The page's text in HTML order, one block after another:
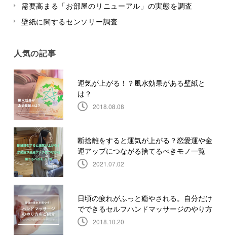
需要高まる「お部屋のリニューアル」の実態を調査
壁紙に関するセンソリー調査
人気の記事
運気が上がる！？風水効果がある壁紙と
は？
2018.08.08
断捨離をすると運気が上がる？恋愛運や金
運アップにつながる捨てるべきモノ一覧
2021.07.02
日頃の疲れがふっと癒やされる。自分だけ
でできるセルフハンドマッサージのやり方
2018.10.20